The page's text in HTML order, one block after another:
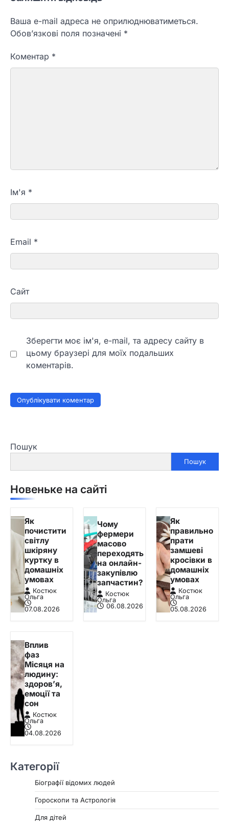
Ваша e-mail адреса не оприлюднюватиметься.
Обов’язкові поля позначені *
Коментар *
Ім'я *
Email *
Сайт
Зберегти моє ім'я, e-mail, та адресу сайту в
цьому браузері для моїх подальших
коментарів.
Пошук
Пошук
Новеньке на сайті
Як
почистити
світлу
шкіряну
куртку в
домашніх
умовах
Костюк
Ольга
07.08.2026
Чому
фермери
масово
переходять
на онлайн-
закупівлю
запчастин?
Костюк
Ольга
06.08.2026
Як
правильно
прати
замшеві
кросівки в
домашніх
умовах
Костюк
Ольга
05.08.2026
Вплив
фаз
Місяця на
людину:
здоров’я,
емоції та
сон
Костюк
Ольга
04.08.2026
Категорії
Біографії відомих людей
Гороскопи та Астрологія
Для дітей